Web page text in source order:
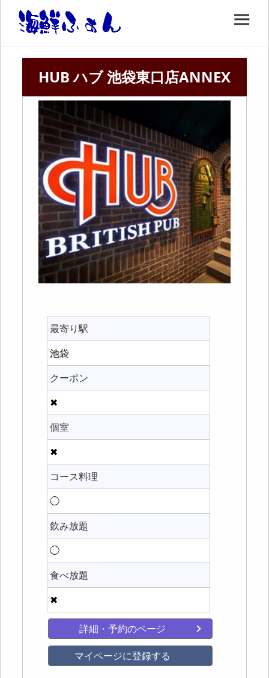
HUB ハブ 池袋東口店ANNEX
最寄り駅
池袋
クーポン
✖
個室
✖
コース料理
◯
飲み放題
◯
食べ放題
✖
詳細・予約のページ
マイページに登録する